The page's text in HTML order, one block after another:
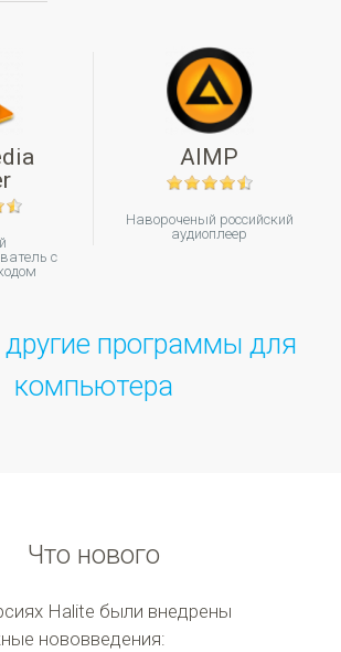
с
AIMP
Навороченый российский
аудиоплеер
программы для
компьютера
Что нового
Halite были внедрены
нововведения: